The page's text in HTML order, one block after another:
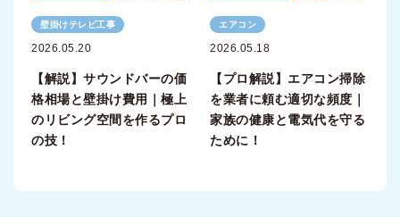
壁掛けテレビ工事
2026.05.20
【解説】サウンドバーの価
格相場と壁掛け費用｜極上
のリビング空間を作るプロ
の技！
エアコン
2026.05.18
【プロ解説】エアコン掃除
を業者に頼む適切な頻度｜
家族の健康と電気代を守る
ために！